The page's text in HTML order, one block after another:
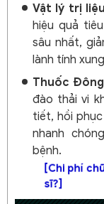
Vật lý trị liệu
hiệu quả
sâu nhất,
lành tính
Thuốc
đào thải vi
tiết, hồi
nhanh
bệnh.
[Chi phí
sĩ?]